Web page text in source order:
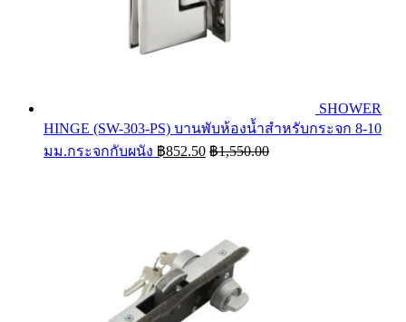
SHOWER
HINGE (SW-303-PS) บานพับห้องน้ำสำหรับกระจก 8-10
มม.กระจกกับผนัง ฿852.50 ฿1,550.00